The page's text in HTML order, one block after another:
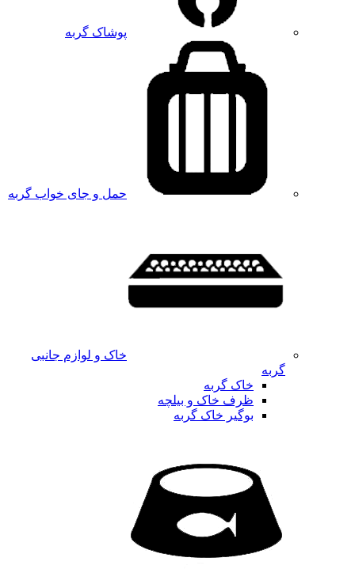
پوشاک گربه
حمل و جای خواب گربه
خاک و لوازم جانبی
گربه
خاک گربه
ظرف خاک و بیلچه
بوگیر خاک گربه